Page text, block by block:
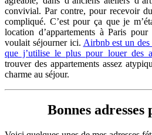
convivial. Par contre, pour recevoir
compliqué. C’est pour ça que je
location d’appartements à Paris
voulait séjourner ici. Airbnb est un
que j’utilise le plus pour louer des
trouver des appartements assez
charme au séjour.
Bonnes adresses